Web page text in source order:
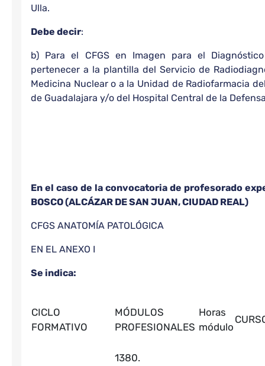
Ulla.
Debe decir:
b) Para el CFGS en Imagen para el
pertenecer a la plantilla del Servicio de
Medicina Nuclear o a la Unidad de Radiofarmacia
de Guadalajara y/o del Hospital Central de la
En el caso de la convocatoria de profesorado
BOSCO (ALCÁZAR DE SAN JUAN, CIUDAD REAL)
CFGS ANATOMÍA PATOLÓGICA
EN EL ANEXO I
Se indica:
CICLO
FORMATIVO
MÓDULOS
PROFESIONALES
Horas
módulo
1380.